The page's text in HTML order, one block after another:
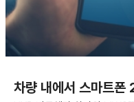
차량 내에서 스마트폰